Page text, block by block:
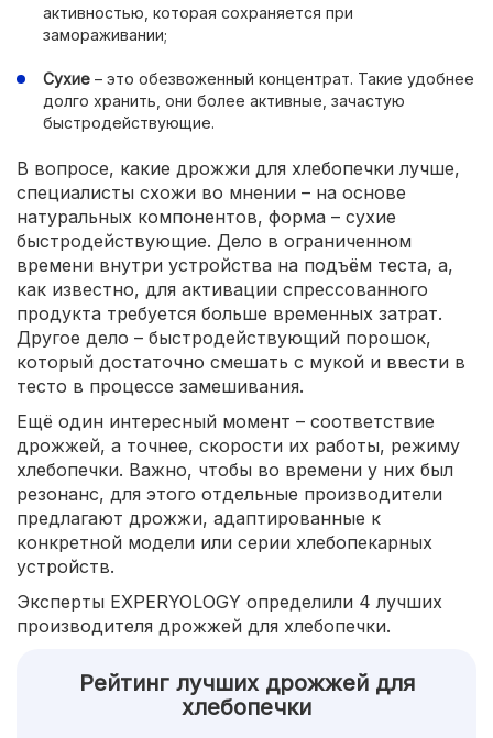
активностью, которая сохраняется при
замораживании;
Сухие – это обезвоженный концентрат. Такие удобнее
долго хранить, они более активные, зачастую
быстродействующие.
В вопросе, какие дрожжи для хлебопечки лучше,
специалисты схожи во мнении – на основе
натуральных компонентов, форма – сухие
быстродействующие. Дело в ограниченном
времени внутри устройства на подъём теста, а,
как известно, для активации спрессованного
продукта требуется больше временных затрат.
Другое дело – быстродействующий порошок,
который достаточно смешать с мукой и ввести в
тесто в процессе замешивания.
Ещё один интересный момент – соответствие
дрожжей, а точнее, скорости их работы, режиму
хлебопечки. Важно, чтобы во времени у них был
резонанс, для этого отдельные производители
предлагают дрожжи, адаптированные к
конкретной модели или серии хлебопекарных
устройств.
Эксперты EXPERYOLOGY определили 4 лучших
производителя дрожжей для хлебопечки.
Рейтинг лучших дрожжей для
хлебопечки